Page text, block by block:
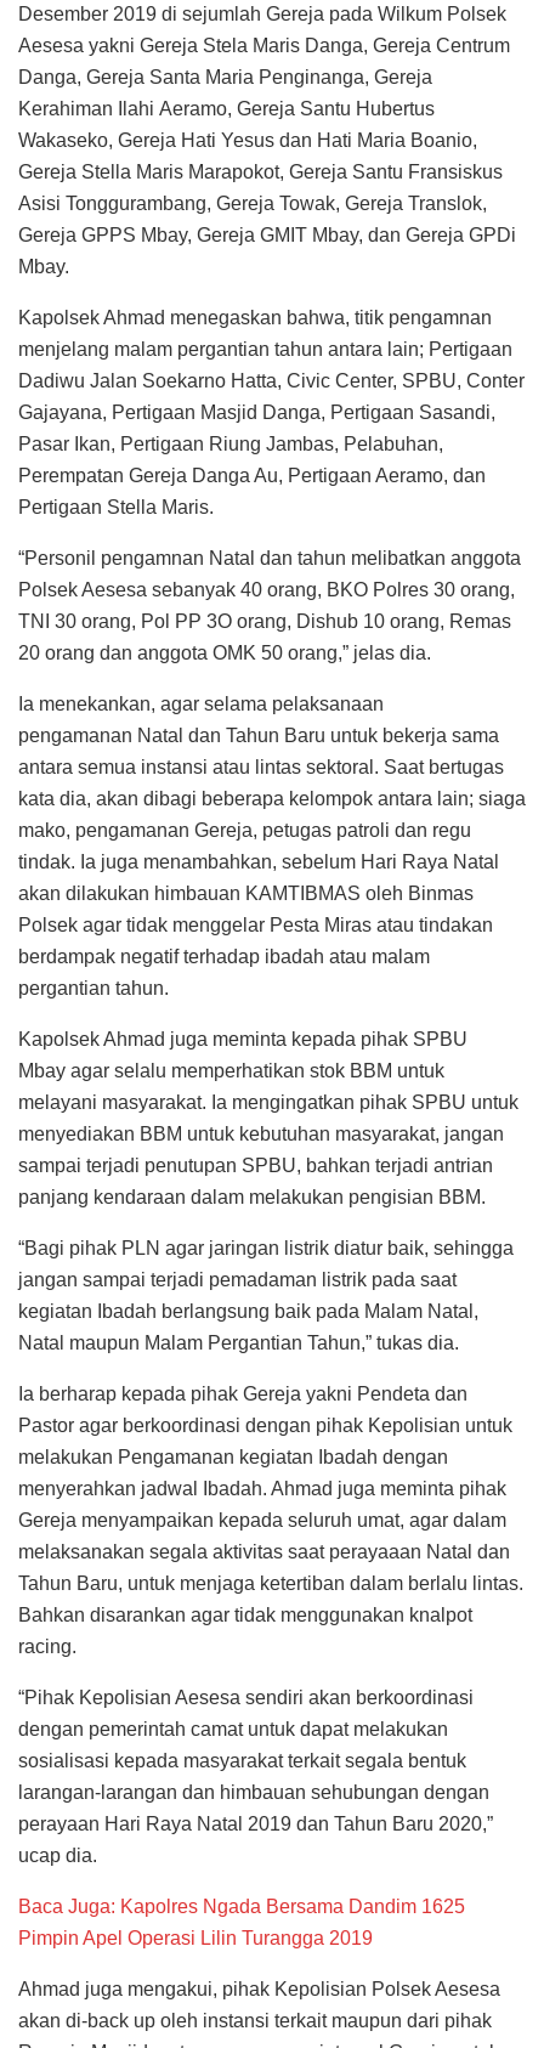
Desember 2019 di sejumlah Gereja pada Wilkum Polsek
Aesesa yakni Gereja Stela Maris Danga, Gereja Centrum
Danga, Gereja Santa Maria Penginanga, Gereja
Kerahiman Ilahi Aeramo, Gereja Santu Hubertus
Wakaseko, Gereja Hati Yesus dan Hati Maria Boanio,
Gereja Stella Maris Marapokot, Gereja Santu Fransiskus
Asisi Tonggurambang, Gereja Towak, Gereja Translok,
Gereja GPPS Mbay, Gereja GMIT Mbay, dan Gereja GPDi
Mbay.
Kapolsek Ahmad menegaskan bahwa, titik pengamnan
menjelang malam pergantian tahun antara lain; Pertigaan
Dadiwu Jalan Soekarno Hatta, Civic Center, SPBU, Conter
Gajayana, Pertigaan Masjid Danga, Pertigaan Sasandi,
Pasar Ikan, Pertigaan Riung Jambas, Pelabuhan,
Perempatan Gereja Danga Au, Pertigaan Aeramo, dan
Pertigaan Stella Maris.
“Personil pengamnan Natal dan tahun melibatkan anggota
Polsek Aesesa sebanyak 40 orang, BKO Polres 30 orang,
TNI 30 orang, Pol PP 3O orang, Dishub 10 orang, Remas
20 orang dan anggota OMK 50 orang,” jelas dia.
Ia menekankan, agar selama pelaksanaan
pengamanan Natal dan Tahun Baru untuk bekerja sama
antara semua instansi atau lintas sektoral. Saat bertugas
kata dia, akan dibagi beberapa kelompok antara lain; siaga
mako, pengamanan Gereja, petugas patroli dan regu
tindak. Ia juga menambahkan, sebelum Hari Raya Natal
akan dilakukan himbauan KAMTIBMAS oleh Binmas
Polsek agar tidak menggelar Pesta Miras atau tindakan
berdampak negatif terhadap ibadah atau malam
pergantian tahun.
Kapolsek Ahmad juga meminta kepada pihak SPBU
Mbay agar selalu memperhatikan stok BBM untuk
melayani masyarakat. Ia mengingatkan pihak SPBU untuk
menyediakan BBM untuk kebutuhan masyarakat, jangan
sampai terjadi penutupan SPBU, bahkan terjadi antrian
panjang kendaraan dalam melakukan pengisian BBM.
“Bagi pihak PLN agar jaringan listrik diatur baik, sehingga
jangan sampai terjadi pemadaman listrik pada saat
kegiatan Ibadah berlangsung baik pada Malam Natal,
Natal maupun Malam Pergantian Tahun,” tukas dia.
Ia berharap kepada pihak Gereja yakni Pendeta dan
Pastor agar berkoordinasi dengan pihak Kepolisian untuk
melakukan Pengamanan kegiatan Ibadah dengan
menyerahkan jadwal Ibadah. Ahmad juga meminta pihak
Gereja menyampaikan kepada seluruh umat, agar dalam
melaksanakan segala aktivitas saat perayaaan Natal dan
Tahun Baru, untuk menjaga ketertiban dalam berlalu lintas.
Bahkan disarankan agar tidak menggunakan knalpot
racing.
“Pihak Kepolisian Aesesa sendiri akan berkoordinasi
dengan pemerintah camat untuk dapat melakukan
sosialisasi kepada masyarakat terkait segala bentuk
larangan-larangan dan himbauan sehubungan dengan
perayaan Hari Raya Natal 2019 dan Tahun Baru 2020,”
ucap dia.
Baca Juga: Kapolres Ngada Bersama Dandim 1625
Pimpin Apel Operasi Lilin Turangga 2019
Ahmad juga mengakui, pihak Kepolisian Polsek Aesesa
akan di-back up oleh instansi terkait maupun dari pihak